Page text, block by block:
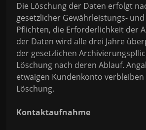
Die Löschung der Daten erfolgt
gesetzlicher Gewährleistungs-
Pflichten, die Erforderlichkeit der
der Daten wird alle drei Jahre
der gesetzlichen
Löschung nach deren Ablauf.
etwaigen Kundenkonto verbleiben
Löschung.
Kontaktaufnahme